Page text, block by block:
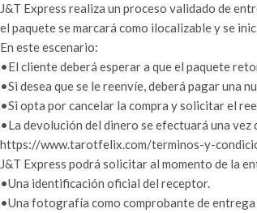
J&T Express realiza un proceso validado de
el paquete se marcará como ilocalizable y se
En este escenario:
•El cliente deberá esperar a que el paquete
•Si desea que se le reenvíe, deberá pagar una
•Si opta por cancelar la compra y solicitar el
•La devolución del dinero se efectuará una vez
https://www.tarotfelix.com/terminos-y-
J&T Express podrá solicitar al momento de la
•Una identificación oficial del receptor.
•Una fotografía como comprobante de entrega